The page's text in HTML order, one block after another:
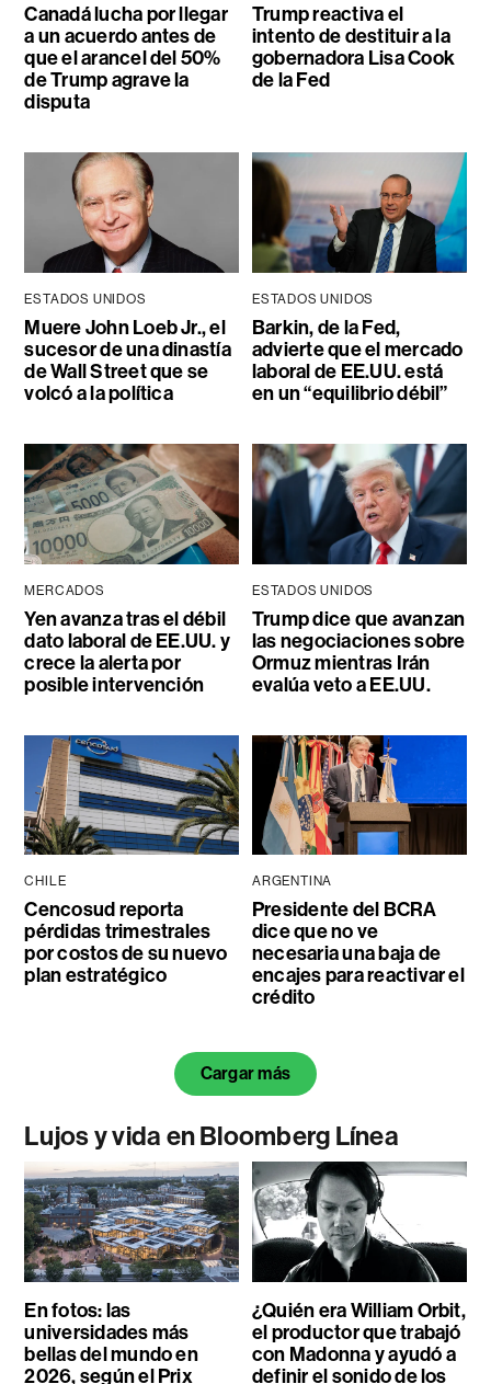
Canadá lucha por llegar
a un acuerdo antes de
que el arancel del 50%
de Trump agrave la
disputa
Trump reactiva el
intento de destituir a la
gobernadora Lisa Cook
de la Fed
ESTADOS UNIDOS
Muere John Loeb Jr., el
sucesor de una dinastía
de Wall Street que se
volcó a la política
ESTADOS UNIDOS
Barkin, de la Fed,
advierte que el mercado
laboral de EE.UU. está
en un “equilibrio débil”
MERCADOS
Yen avanza tras el débil
dato laboral de EE.UU. y
crece la alerta por
posible intervención
ESTADOS UNIDOS
Trump dice que avanzan
las negociaciones sobre
Ormuz mientras Irán
evalúa veto a EE.UU.
CHILE
Cencosud reporta
pérdidas trimestrales
por costos de su nuevo
plan estratégico
ARGENTINA
Presidente del BCRA
dice que no ve
necesaria una baja de
encajes para reactivar el
crédito
Cargar más
Lujos y vida en Bloomberg Línea
En fotos: las
universidades más
bellas del mundo en
2026, según el Prix
¿Quién era William Orbit,
el productor que trabajó
con Madonna y ayudó a
definir el sonido de los